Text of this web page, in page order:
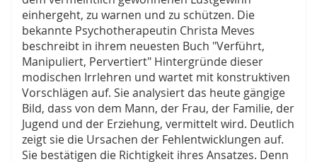
einhergeht, zu warnen und zu schützen. Die
bekannte Psychotherapeutin Christa Meves
beschreibt in ihrem neuesten Buch "Verführt,
Manipuliert, Pervertiert" Hintergründe dieser
modischen Irrlehren und wartet mit konstruktiven
Vorschlägen auf. Sie analysiert das heute gängige
Bild, dass von dem Mann, der Frau, der Familie, der
Jugend und der Erziehung, vermittelt wird. Deutlich
zeigt sie die Ursachen der Fehlentwicklungen auf.
Sie bestätigen die Richtigkeit ihres Ansatzes. Denn